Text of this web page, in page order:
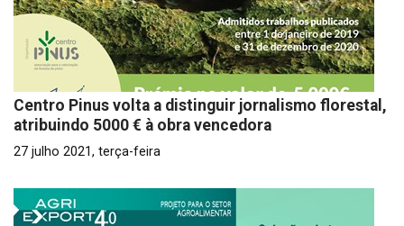
Centro Pinus volta a distinguir jornalismo florestal,
atribuindo 5000 € à obra vencedora
27 julho 2021, terça-feira